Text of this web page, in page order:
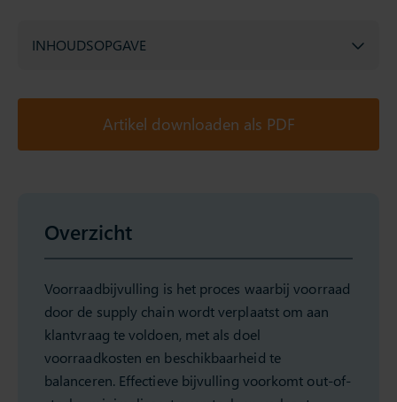
INHOUDSOPGAVE
Artikel downloaden als PDF
Overzicht
Voorraadbijvulling is het proces waarbij voorraad
door de supply chain wordt verplaatst om aan
klantvraag te voldoen, met als doel
voorraadkosten en beschikbaarheid te
balanceren. Effectieve bijvulling voorkomt out-of-